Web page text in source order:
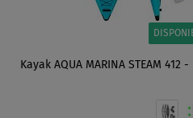
Kayak AQUA MARINA STEAM